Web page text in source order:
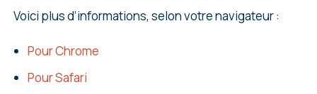
Voici plus d’informations, selon votre navigateur :
Pour Chrome
Pour Safari